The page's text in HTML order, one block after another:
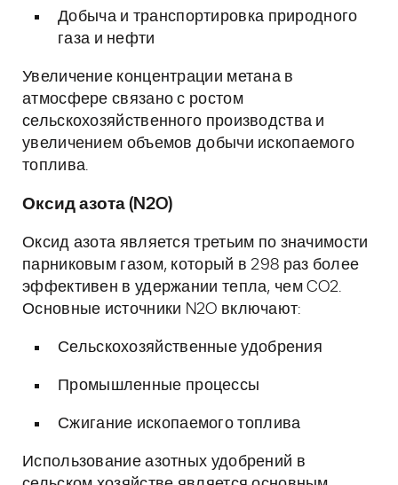
Добыча и транспортировка природного
газа и нефти
Увеличение концентрации метана в
атмосфере связано с ростом
сельскохозяйственного производства и
увеличением объемов добычи ископаемого
топлива.
Оксид азота (N2O)
Оксид азота является третьим по значимости
парниковым газом, который в 298 раз более
эффективен в удержании тепла, чем CO2.
Основные источники N2O включают:
Сельскохозяйственные удобрения
Промышленные процессы
Сжигание ископаемого топлива
Использование азотных удобрений в